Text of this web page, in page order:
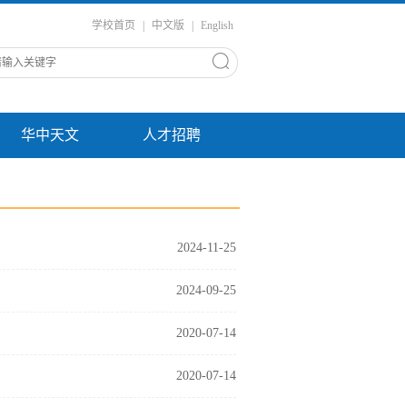
学校首页 中文版 English
华中天文 人才招聘
2024-11-25
2024-09-25
2020-07-14
2020-07-14